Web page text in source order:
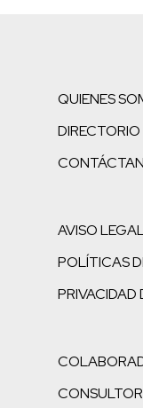
QUIENES
DIRECTORIO
AVISO
POLÍTICAS
PRIVACIDAD